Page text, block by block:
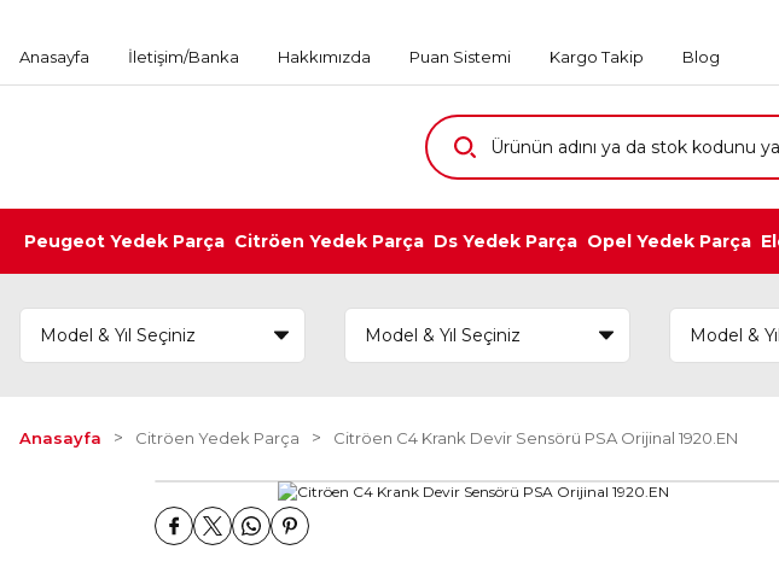
Anasayfa İletişim/Banka Hakkımızda Puan Sistemi Kargo Takip Blog
Peugeot Yedek Parça Citröen Yedek Parça Ds Yedek Parça Opel Yedek Parça
Anasayfa Citröen Yedek Parça Citröen C4 Krank Devir Sensörü PSA Orijinal 1920.EN